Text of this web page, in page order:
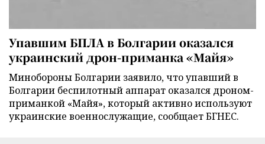
Упавшим БПЛА в Болгарии оказался
украинский дрон-приманка «Майя»
Минобороны Болгарии заявило, что упавший в
Болгарии беспилотный аппарат оказался дроном-
приманкой «Майя», который активно используют
украинские военнослужащие, сообщает БГНЕС.